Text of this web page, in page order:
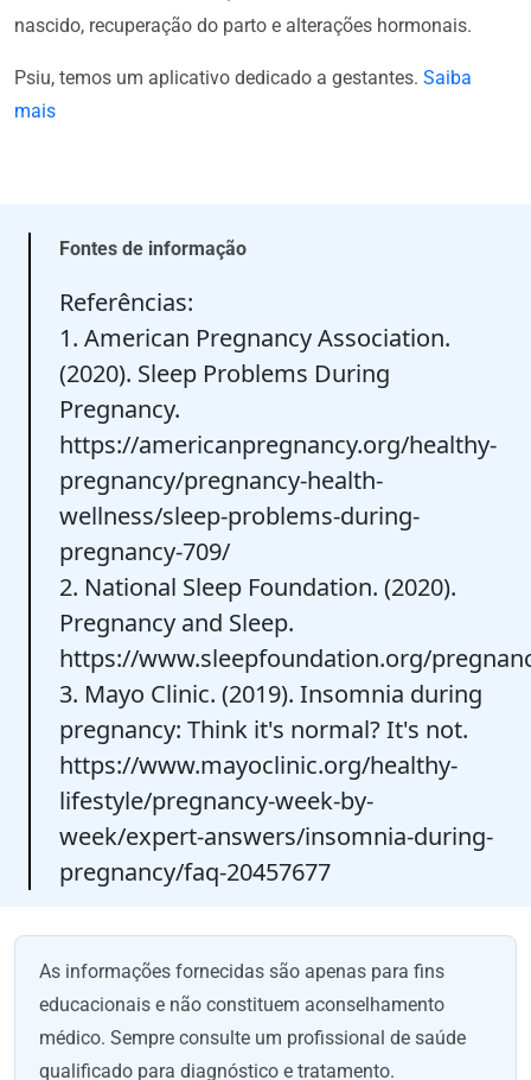
nascido, recuperação do parto e alterações hormonais.
Psiu, temos um aplicativo dedicado a gestantes. Saiba
mais
Fontes de informação
Referências:
1. American Pregnancy Association.
(2020). Sleep Problems During
Pregnancy.
https://americanpregnancy.org/healthy-
pregnancy/pregnancy-health-
wellness/sleep-problems-during-
pregnancy-709/
2. National Sleep Foundation. (2020).
Pregnancy and Sleep.
https://www.sleepfoundation.org/
3. Mayo Clinic. (2019). Insomnia during
pregnancy: Think it's normal? It's not.
https://www.mayoclinic.org/healthy-
lifestyle/pregnancy-week-by-
week/expert-answers/insomnia-during-
pregnancy/faq-20457677
As informações fornecidas são apenas para fins
educacionais e não constituem aconselhamento
médico. Sempre consulte um profissional de saúde
qualificado para diagnóstico e tratamento.